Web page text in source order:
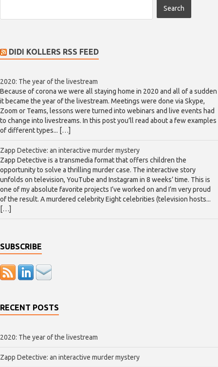
DIDI KOLLERS RSS FEED
2020: The year of the livestream
Because of corona we were all staying home in 2020 and all of a sudden
it became the year of the livestream. Meetings were done via Skype,
Zoom or Teams, lessons were turned into webinars and live events had
to change into livestreams. In this post you’ll read about a few examples
of different types... […]
Zapp Detective: an interactive murder mystery
Zapp Detective is a transmedia format that offers children the
opportunity to solve a thrilling murder case. The interactive story
unfolds on television, YouTube and Instagram in 8 weeks’ time. This is
one of my absolute favorite projects I’ve worked on and I’m very proud
of the result. A murdered celebrity Eight celebrities (television hosts...
[…]
SUBSCRIBE
RECENT POSTS
2020: The year of the livestream
Zapp Detective: an interactive murder mystery